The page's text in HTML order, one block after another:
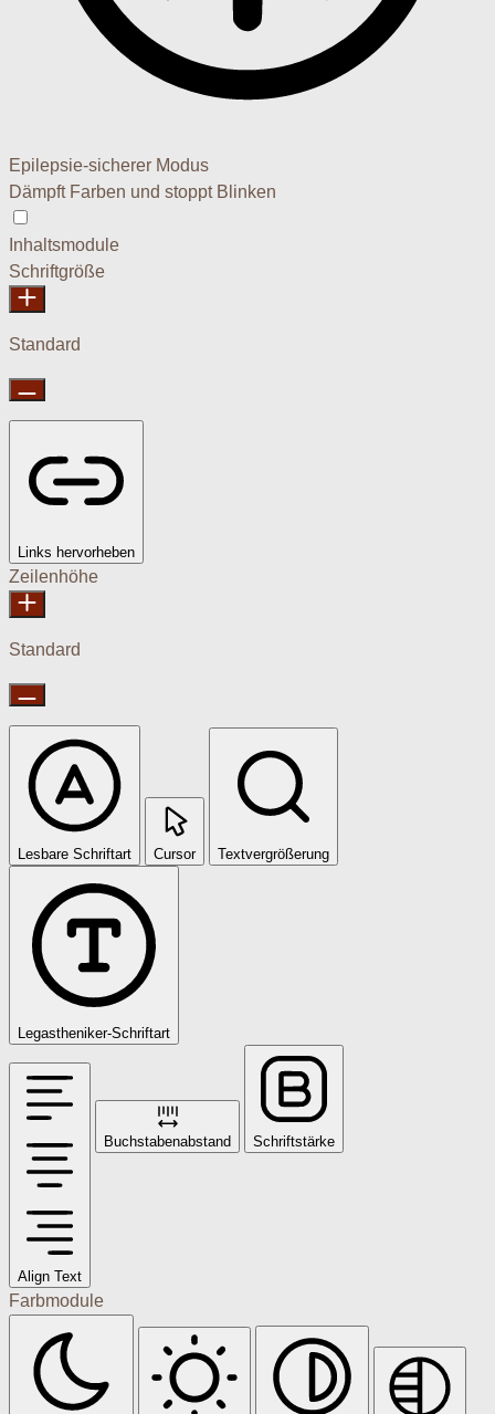
Epilepsie-sicherer Modus
Dämpft Farben und stoppt Blinken
Inhaltsmodule
Schriftgröße
Standard
Links hervorheben
Zeilenhöhe
Standard
Lesbare Schriftart Cursor Textvergrößerung
Legastheniker-Schriftart
Align Text
Buchstabenabstand Schriftstärke
Farbmodule